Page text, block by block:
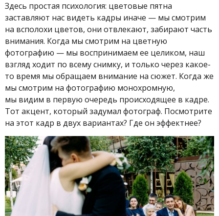
Здесь простая психология: цветовые пятна
заставляют нас видеть кадры иначе — мы смотрим
на всполохи цветов, они отвлекают, забирают часть
внимания. Когда мы смотрим на цветную
фотографию — мы воспринимаем ее целиком, наш
взгляд ходит по всему снимку, и только через какое-
то время мы обращаем внимание на сюжет. Когда же
мы смотрим на фотографию монохромную,
мы видим в первую очередь происходящее в кадре.
Тот акцент, который задумал фотограф. Посмотрите
на этот кадр в двух вариантах? Где он эффектнее?